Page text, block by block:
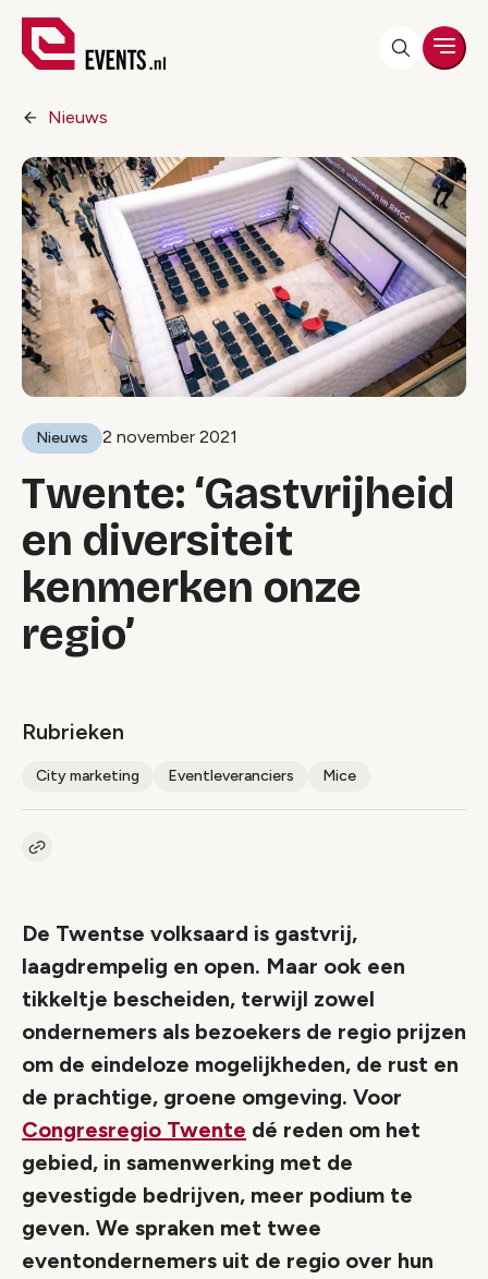
Nieuws
Nieuws 2 november 2021
Twente: ‘Gastvrijheid
en diversiteit
kenmerken onze
regio’
Rubrieken
City marketing Eventleveranciers Mice
Kopieer link naar artikel
De Twentse volksaard is gastvrij,
laagdrempelig en open. Maar ook een
tikkeltje bescheiden, terwijl zowel
ondernemers als bezoekers de regio prijzen
om de eindeloze mogelijkheden, de rust en
de prachtige, groene omgeving. Voor
Congresregio Twente dé reden om het
gebied, in samenwerking met de
gevestigde bedrijven, meer podium te
geven. We spraken met twee
eventondernemers uit de regio over hun